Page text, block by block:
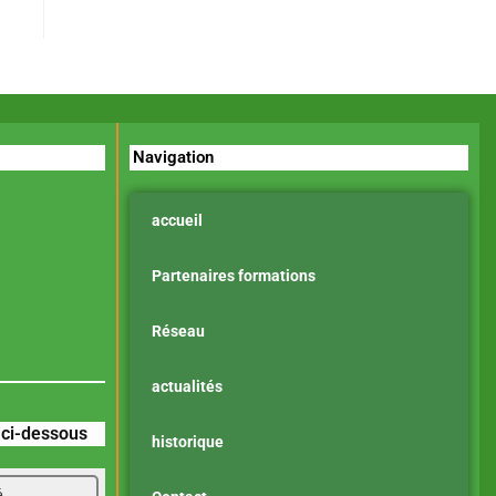
dessous
Navigation
accueil
Partenaires formations
Réseau
actualités
historique